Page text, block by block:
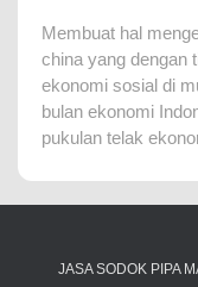
Membuat hal
china yang dengan
ekonomi sosial di
bulan ekonomi
pukulan telak
JASA SODOK PIPA